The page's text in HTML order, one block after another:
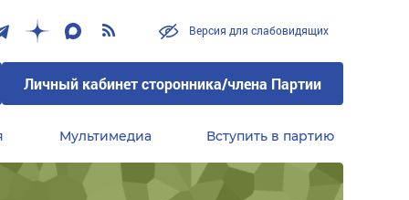
Версия для слабовидящих
Личный кабинет сторонника/члена Партии
Мультимедиа Вступить в партию